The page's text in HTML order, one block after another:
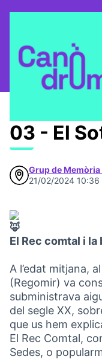
Cromos digitals
🦊 Cromos digitals
03 - El
Grup de
21/02/2024 10:36
El Rec comtal i la
A l’edat mitjana,
(Regomir) va
subministrava
del segle XX,
que us hem
El Rec Comtal,
Sedes, o